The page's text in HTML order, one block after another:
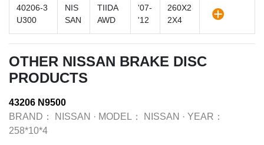
40206-3
U300
NIS
SAN
TIIDA
AWD
'07-
'12
260X2
2X4
OTHER NISSAN BRAKE DISC
PRODUCTS
43206 N9500
BRAND：
NISSAN · MODEL： NISSAN · YEAR：
258*10*4